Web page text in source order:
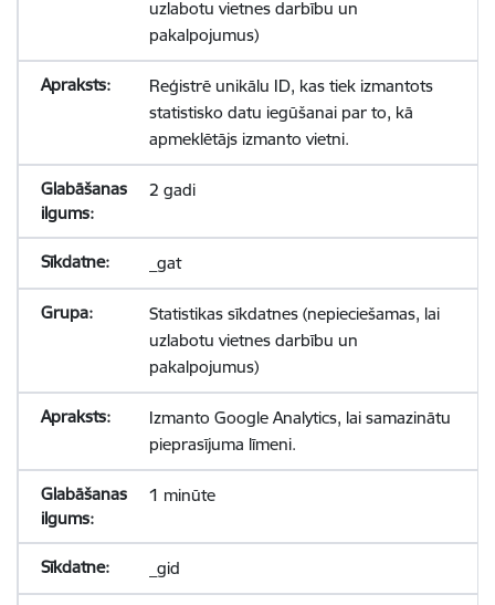
uzlabotu vietnes darbību un
pakalpojumus)
Reģistrē unikālu ID, kas tiek izmantots
statistisko datu iegūšanai par to, kā
apmeklētājs izmanto vietni.
2 gadi
_gat
Statistikas sīkdatnes (nepieciešamas, lai
uzlabotu vietnes darbību un
pakalpojumus)
Izmanto Google Analytics, lai samazinātu
pieprasījuma līmeni.
1 minūte
_gid